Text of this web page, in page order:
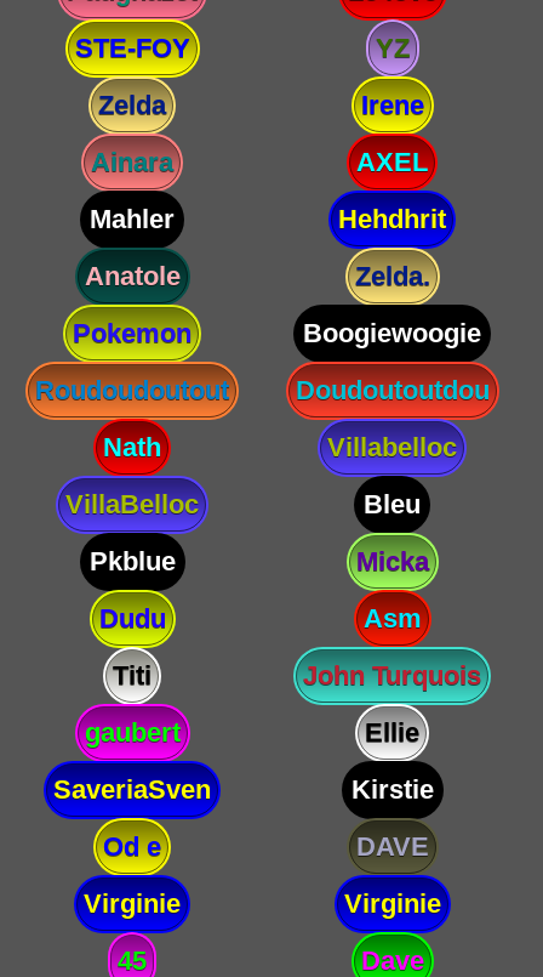
STE-FOY
YZ
Zelda
Irene
Ainara
AXEL
Mahler
Hehdhrit
Anatole
Zelda.
Pokemon
Boogiewoogie
Roudoudoutout
Doudoutoutdou
Nath
Villabelloc
VillaBelloc
Bleu
Pkblue
Micka
Dudu
Asm
Titi
John Turquois
gaubert
Ellie
SaveriaSven
Kirstie
Od e
DAVE
Virginie
Virginie
45
Dave